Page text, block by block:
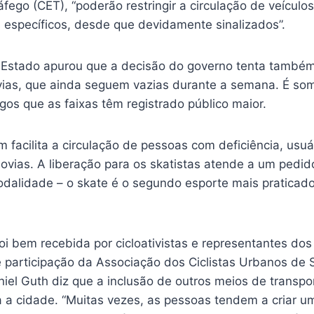
(CET), “poderão restringir a circulação de
desde que devidamente sinalizados”.
apurou que a decisão do governo tenta
que ainda seguem vazias durante a semana. É
que as faixas têm registrado público maior.
facilita a circulação de pessoas com deficiência,
A liberação para os skatistas atende a um
– o skate é o segundo esporte mais
bem recebida por cicloativistas e representantes
da Associação dos Ciclistas Urbanos de
Guth diz que a inclusão de outros meios de
a cidade. “Muitas vezes, as pessoas tendem a criar